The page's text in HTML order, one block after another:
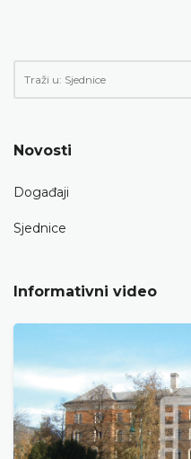
Novosti
Događaji
Sjednice
Informativni video